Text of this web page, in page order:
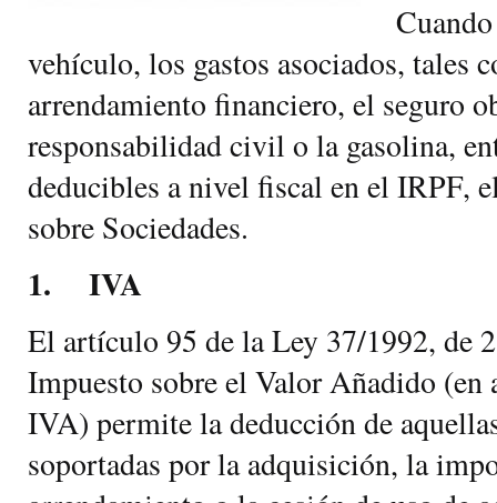
vehículo, los gastos asociados, tales
arrendamiento financiero, el seguro
responsabilidad civil o la gasolina,
deducibles a nivel fiscal en el IRPF,
sobre Sociedades.
1. IVA
El artículo 95 de la Ley 37/1992, de
Impuesto sobre el Valor Añadido (en
IVA) permite la deducción de
soportadas por la adquisición, la